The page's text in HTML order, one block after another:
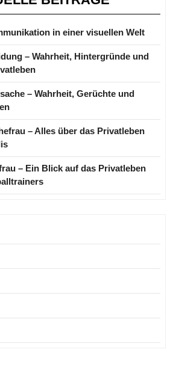
in einer visuellen Welt
– Wahrheit, Hintergründe und
– Wahrheit, Gerüchte und
– Alles über das Privatleben
– Ein Blick auf das Privatleben